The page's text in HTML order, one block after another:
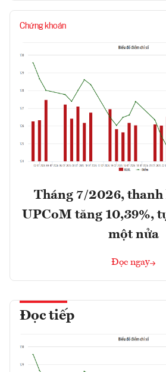
Chứng khoán
Tháng 7/2026,
UPCoM tăng 10,39%,
một nửa
Đọc ngay
Đọc tiếp